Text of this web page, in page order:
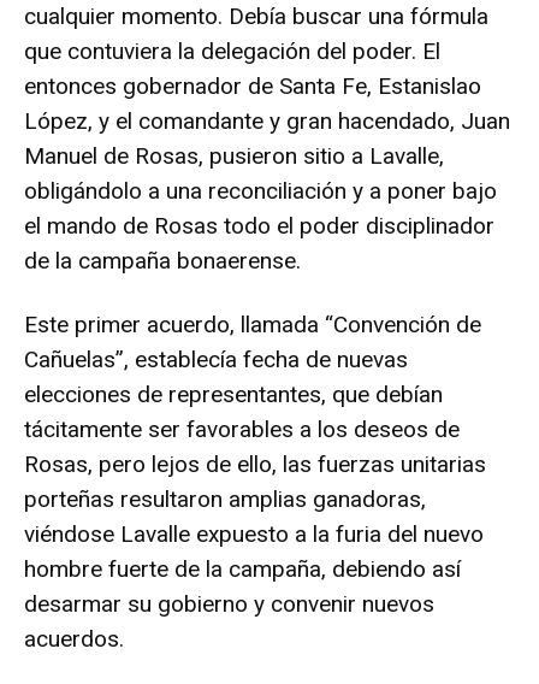
cualquier momento. Debía buscar una fórmula
que contuviera la delegación del poder. El
entonces gobernador de Santa Fe, Estanislao
López, y el comandante y gran hacendado, Juan
Manuel de Rosas, pusieron sitio a Lavalle,
obligándolo a una reconciliación y a poner bajo
el mando de Rosas todo el poder disciplinador
de la campaña bonaerense.
Este primer acuerdo, llamada “Convención de
Cañuelas”, establecía fecha de nuevas
elecciones de representantes, que debían
tácitamente ser favorables a los deseos de
Rosas, pero lejos de ello, las fuerzas unitarias
porteñas resultaron amplias ganadoras,
viéndose Lavalle expuesto a la furia del nuevo
hombre fuerte de la campaña, debiendo así
desarmar su gobierno y convenir nuevos
acuerdos.